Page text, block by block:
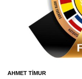
AHMET TIMUR